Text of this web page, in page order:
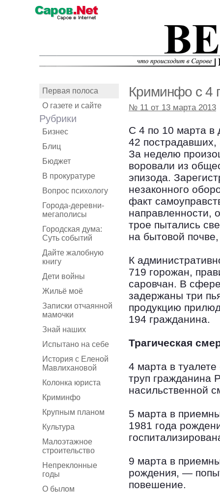
Первая полоса
О газете и сайте
Рубрики
Бизнес
Блиц
Бюджет
В прокуратуре
Вопрос психологу
Города-деревни-
мегаполисы
Городская дума:
Суть событий
Дайте жалобную
книгу
Дети войны
Жильё моё
Записки отчаянной
мамочки
Знай наших
Испытано на себе
История с Еленой
Мавлихановой
Колонка юриста
Криминфо
Крупным планом
Культура
Малоэтажное
строительство
Непреклонные
годы
О былом
Криминфо с 4
№ 11 от 13 марта 2013
С 4 по 10 марта в
42
За неделю
воровали из
эпизода.
незаконного
факт
направленности,
трое пытались
на бытовой
К
719 горожан,
саровчан. В
задержаны три
продукцию
194 гражданина.
Трагическая
4 марта в
труп гражданина
насильственной
5 марта в
1981 года
9 марта в
рождения, —
повешение.